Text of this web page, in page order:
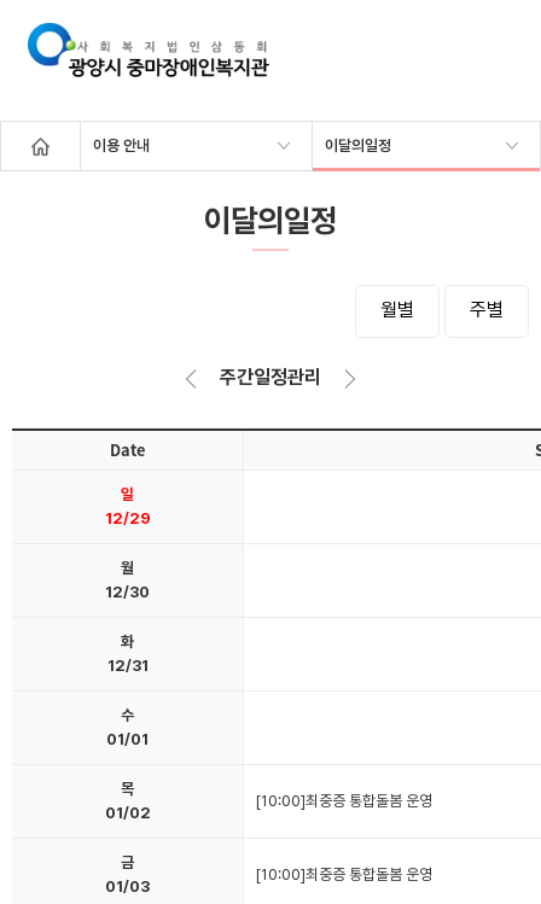
이용 안내 이달의일정
이달의일정
월별 주별
주간일정관리
Date
일
12/29
월
12/30
화
12/31
수
01/01
목
01/02
[10:00]최중증 통합돌봄 운영
금
01/03
[10:00]최중증 통합돌봄 운영